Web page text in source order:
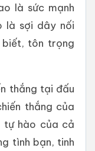
là sức mạnh
là sợi dây nối
tôn trọng
thắng tại đấu
thắng của
tự hào của cả
tình bạn, tinh